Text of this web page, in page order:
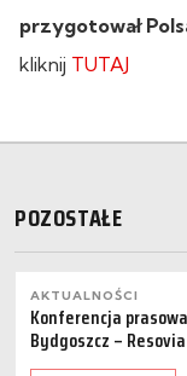
przygotował
kliknij TUTAJ
POZOSTAŁE
AKTUALNOŚCI
Konferencja
Bydgoszcz –